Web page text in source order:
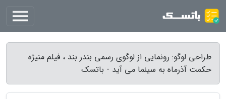
طراحی لوگو: رونمایی از لوگوی رسمی بندر بند ، فیلم منیژه
حکمت آذرماه به سینما می آید - باتسک